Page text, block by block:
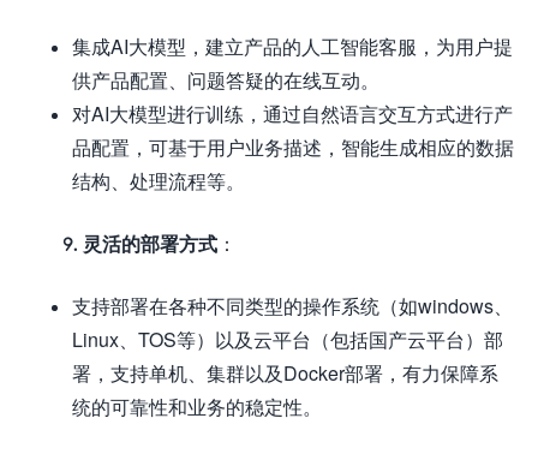
集成AI大模型，建立产品的人工智能客服，为用户提
供产品配置、问题答疑的在线互动。
对AI大模型进行训练，通过自然语言交互方式进行产
品配置，可基于用户业务描述，智能生成相应的数据
结构、处理流程等。
9. 灵活的部署方式 ：
支持部署在各种不同类型的操作系统（如windows、
Linux、TOS等）以及云平台（包括国产云平台）部
署，支持单机、集群以及Docker部署，有力保障系
统的可靠性和业务的稳定性。